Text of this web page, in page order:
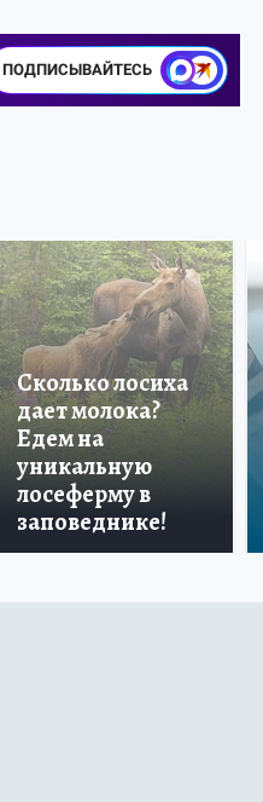
ПОДПИСЫВАЙТЕСЬ
Сколько лосиха
дает молока?
Едем на
уникальную
лосеферму в
заповеднике!